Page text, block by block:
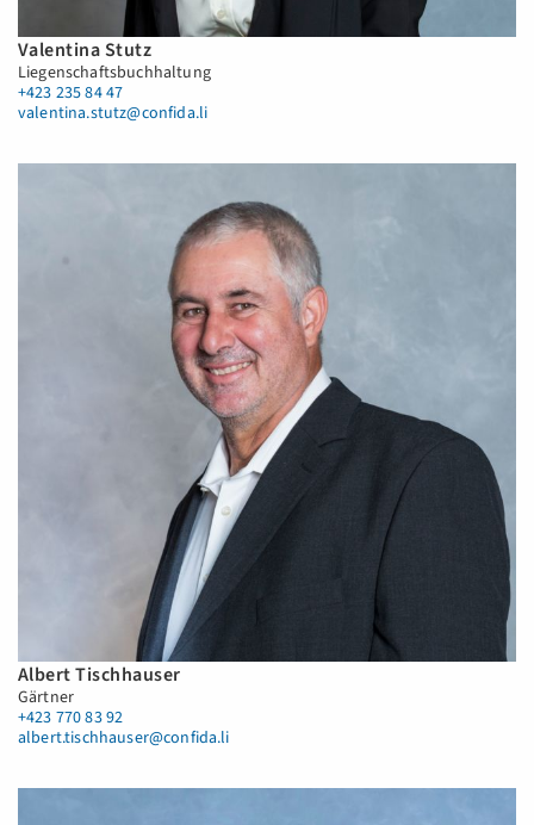
Valentina Stutz
Liegenschaftsbuchhaltung
+423 235 84 47
valentina.stutz@confida.li
Albert Tischhauser
Gärtner
+423 770 83 92
albert.tischhauser@confida.li